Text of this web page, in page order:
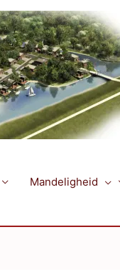
Mandeligheid